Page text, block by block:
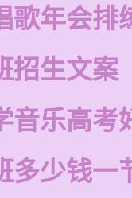
歌年会排
招生文案
音乐高考
多少钱一